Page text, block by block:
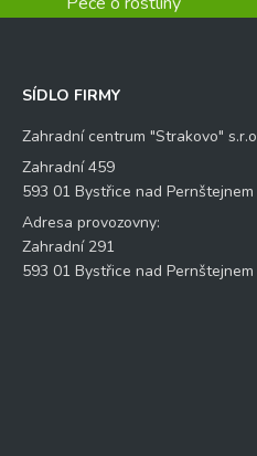
SÍDLO FIRMY
Zahradní centrum "Strakovo" s.r.o
Zahradní 459
593 01 Bystřice nad Pernštejnem
Adresa provozovny:
Zahradní 291
593 01 Bystřice nad Pernštejnem